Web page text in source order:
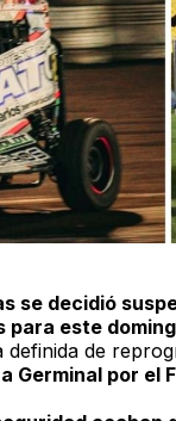
se decidió
este
de
Germinal por el